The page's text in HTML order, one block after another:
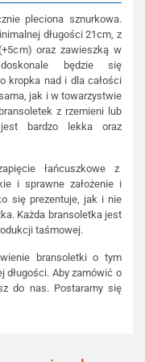
pleciona sznurkowa.
długości 21cm, z
oraz zawieszką w
będzie się
kropka nad i dla całości
jak i w towarzystwie
z rzemieni lub
jest bardzo lekka oraz
łańcuszkowe z
i sprawne założenie i
się prezentuje, jak i nie
Każda bransoletka jest
taśmowej.
bransoletki o tym
długości. Aby zamówić o
do nas. Postaramy się